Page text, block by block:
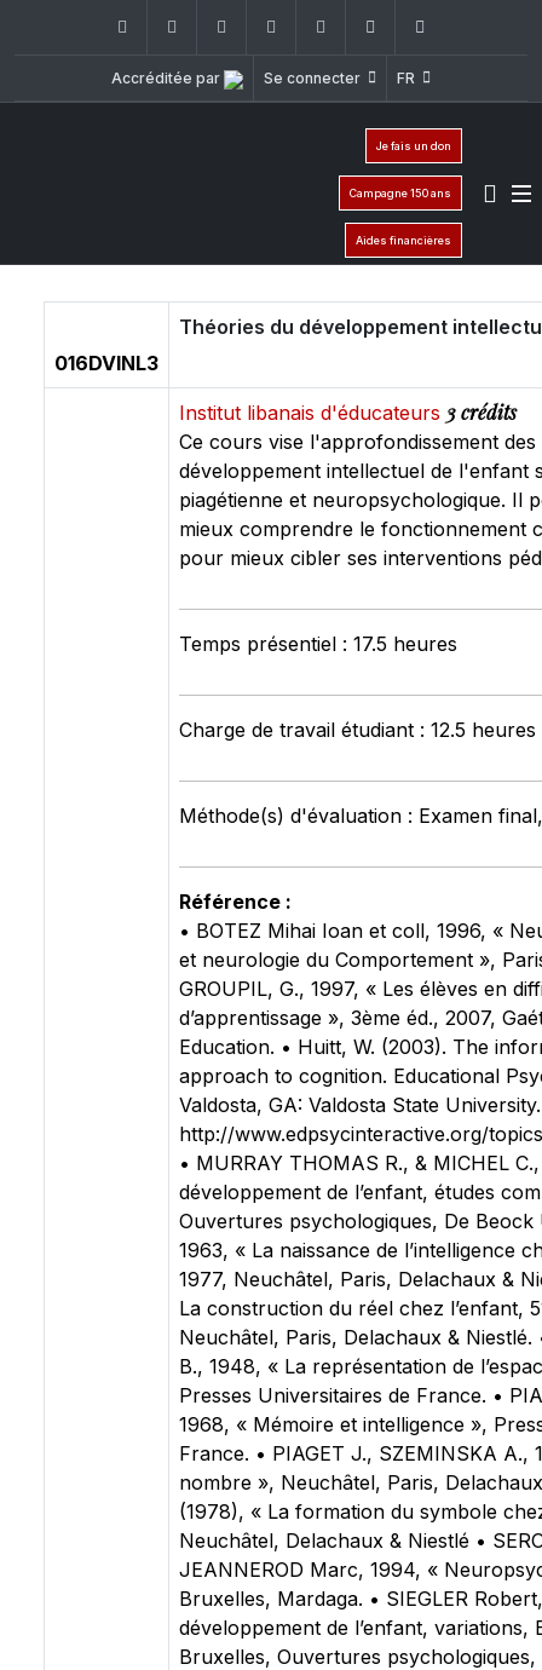
FacebookTwitter InstagramLinkedInYouTube+961 (1) 421 240
Accréditée par Se connecter FR
Je fais un don
Campagne 150 ans
Aides financières
016DVINL3
Théories du développement
Institut libanais d'éducateurs 3 crédits
Ce cours vise l'approfondissement
développement intellectuel de l'enfant
piagétienne et neuropsychologique. Il
mieux comprendre le fonctionnement
pour mieux cibler ses interventions
Temps présentiel : 17.5 heures
Charge de travail étudiant : 12.5 heures
Méthode(s) d'évaluation : Examen
Référence :
• BOTEZ Mihai Ioan et coll, 1996, «
et neurologie du Comportement »,
GROUPIL, G., 1997, « Les élèves en
d’apprentissage », 3ème éd., 2007,
Education. • Huitt, W. (2003). The
approach to cognition. Educational
Valdosta, GA: Valdosta State
http://www.edpsycinteractive.org/
• MURRAY THOMAS R., & MICHEL
développement de l’enfant, études
Ouvertures psychologiques, De Beock
1963, « La naissance de l’intelligence
1977, Neuchâtel, Paris, Delachaux &
La construction du réel chez l’enfant,
Neuchâtel, Paris, Delachaux & Niestlé.
B., 1948, « La représentation de
Presses Universitaires de France. •
1968, « Mémoire et intelligence »,
France. • PIAGET J., SZEMINSKA A.,
nombre », Neuchâtel, Paris,
(1978), « La formation du symbole
Neuchâtel, Delachaux & Niestlé •
JEANNEROD Marc, 1994, «
Bruxelles, Mardaga. • SIEGLER
développement de l’enfant, variations,
Bruxelles, Ouvertures